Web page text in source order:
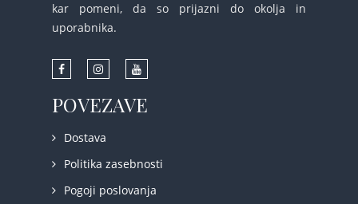
kar pomeni, da so prijazni do okolja in
uporabnika.
POVEZAVE
Dostava
Politika zasebnosti
Pogoji poslovanja